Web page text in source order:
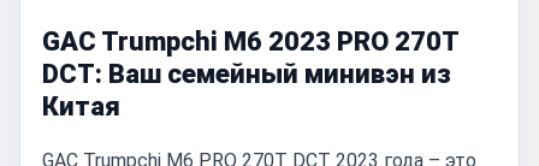
GAC Trumpchi M6 2023 PRO 270T
DCT: Ваш семейный минивэн из
Китая
GAC Trumpchi M6 PRO 270T DCT 2023 года – это